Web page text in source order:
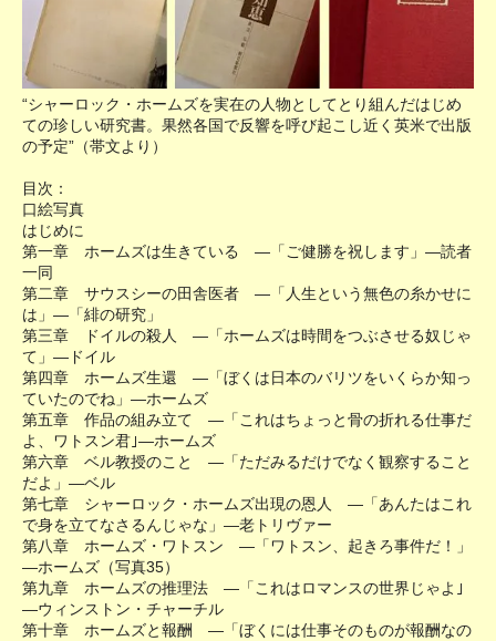
“シャーロック・ホームズを実在の人物としてとり組んだはじめ
ての珍しい研究書。果然各国で反響を呼び起こし近く英米で出版
の予定”（帯文より）
目次：
口絵写真
はじめに
第一章 ホームズは生きている ―「ご健勝を祝します」―読者
一同
第二章 サウスシーの田舎医者 ―「人生という無色の糸かせに
は」―「緋の研究」
第三章 ドイルの殺人 ―「ホームズは時間をつぶさせる奴じゃ
て」―ドイル
第四章 ホームズ生還 ―「ぼくは日本のバリツをいくらか知っ
ていたのでね」―ホームズ
第五章 作品の組み立て ―「これはちょっと骨の折れる仕事だ
よ、ワトスン君｣―ホームズ
第六章 ベル教授のこと ―「ただみるだけでなく観察すること
だよ」―ベル
第七章 シャーロック・ホームズ出現の恩人 ―「あんたはこれ
で身を立てなさるんじゃな」―老トリヴァー
第八章 ホームズ・ワトスン ―「ワトスン、起きろ事件だ！」
―ホームズ（写真35）
第九章 ホームズの推理法 ―「これはロマンスの世界じゃよ｣
―ウィンストン・チャーチル
第十章 ホームズと報酬 ―「ぼくには仕事そのものが報酬なの